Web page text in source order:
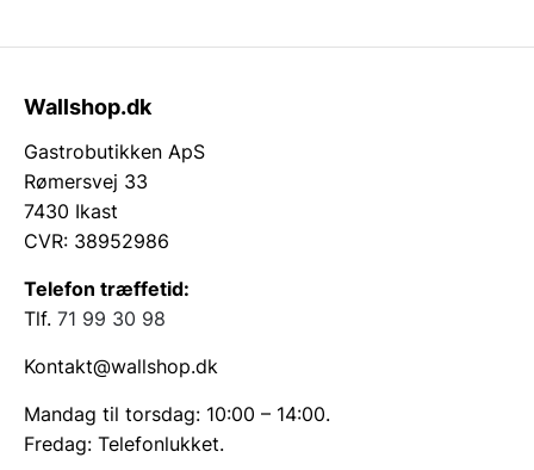
Wallshop.dk
Gastrobutikken ApS
Rømersvej 33
7430 Ikast
CVR: 38952986
Telefon træffetid:
Tlf. 71 99 30 98
Kontakt@wallshop.dk
Mandag til torsdag: 10:00 – 14:00.
Fredag: Telefonlukket.